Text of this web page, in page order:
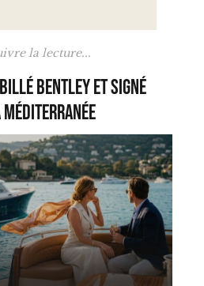
la lecture...
Bentley et signé